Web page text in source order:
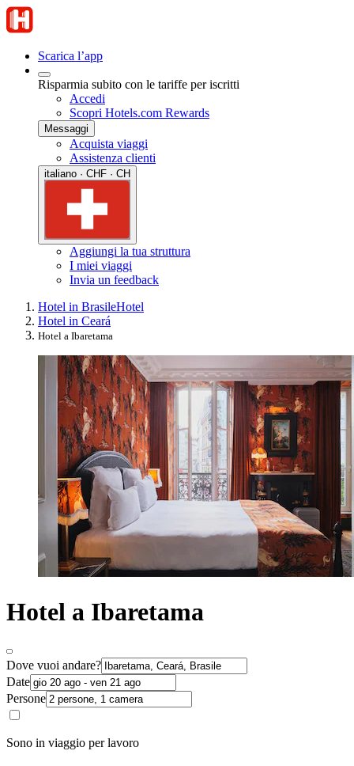
Scarica l’app
Risparmia subito con le tariffe per iscritti
Accedi
Scopri Hotels.com Rewards
Messaggi
Acquista viaggi
Assistenza clienti
italiano · CHF · CH
Aggiungi la tua struttura
I miei viaggi
Invia un feedback
Hotel in BrasileHotel
Hotel in Ceará
Hotel a Ibaretama
Hotel a Ibaretama
Dove vuoi andare?
Date
Persone
Sono in viaggio per lavoro